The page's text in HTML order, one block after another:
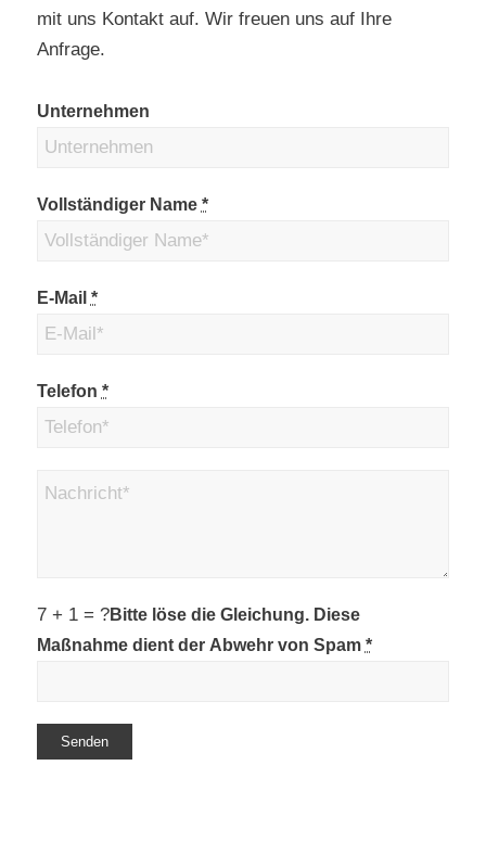
mit uns Kontakt auf. Wir freuen uns auf Ihre
Anfrage.
Unternehmen
Vollständiger Name *
E-Mail *
Telefon *
7 + 1 = ?Bitte löse die Gleichung. Diese
Maßnahme dient der Abwehr von Spam *